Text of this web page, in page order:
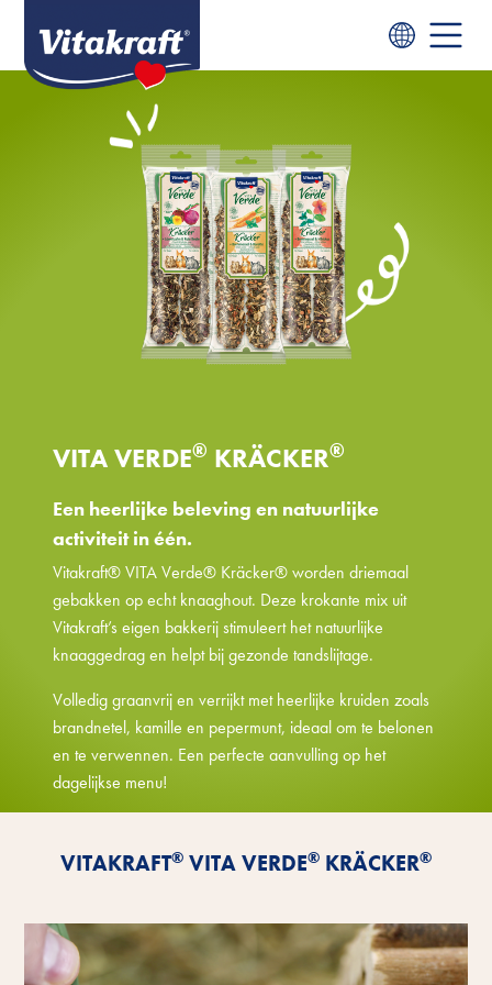
VITA VERDE® KRÄCKER®
Een heerlijke beleving en natuurlijke
activiteit in één.
Vitakraft® VITA Verde® Kräcker® worden driemaal
gebakken op echt knaaghout. Deze krokante mix uit
Vitakraft’s eigen bakkerij stimuleert het natuurlijke
knaaggedrag en helpt bij gezonde tandslijtage.
Volledig graanvrij en verrijkt met heerlijke kruiden zoals
brandnetel, kamille en pepermunt, ideaal om te belonen
en te verwennen. Een perfecte aanvulling op het
dagelijkse menu!
VITAKRAFT® VITA VERDE® KRÄCKER®